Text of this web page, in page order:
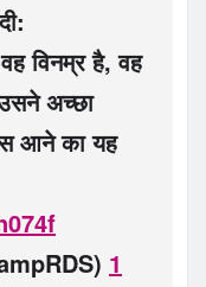
विनम्र है, वह
अच्छा
आने का यह
1